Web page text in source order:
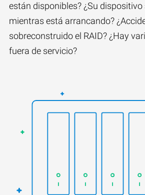
están disponibles? ¿Su dispositivo
mientras está arrancando?
sobreconstruido el RAID? ¿Hay
fuera de servicio?